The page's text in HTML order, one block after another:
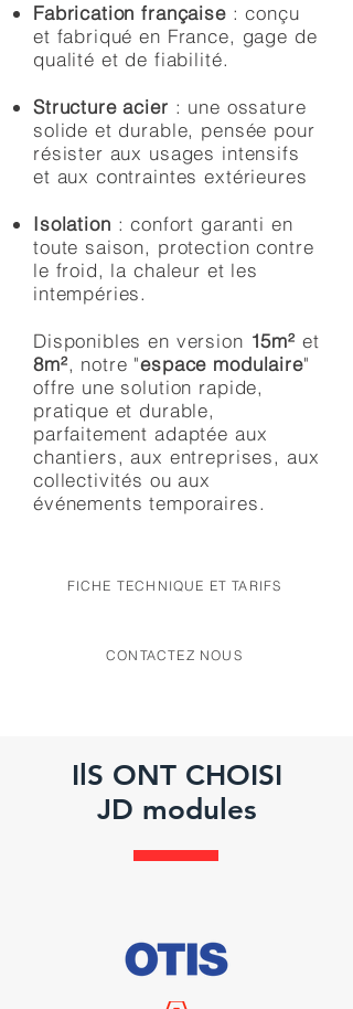
Fabrication française: conçu
et fabriqué en France, gage de
qualité et de fiabilité.
Structure acier : une ossature
solide et durable, pensée pour
résister aux usages intensifs
et aux contraintes extérieures
Isolation : confort garanti en
toute saison, protection contre
le froid, la chaleur et les
intempéries.
Disponibles en version 15m² et
8m², notre "espace modulaire"
offre une solution rapide,
pratique et durable,
parfaitement adaptée aux
chantiers, aux entreprises, aux
collectivités ou aux
événements temporaires.
FICHE TECHNIQUE ET TARIFS
CONTACTEZ NOUS
IlS ONT CHOISI
JD modules